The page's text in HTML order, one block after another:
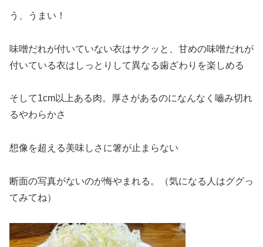
う、うまい！
味噌だれが付いていない衣はサクッと、甘めの味噌だれが
付いている衣はしっとりして異なる歯ざわりを楽しめる
そして1cm以上ある肉。厚さがあるのになんなく嚙み切れ
るやわらかさ
想像を超える美味しさに箸が止まらない
断面の写真がないのが悔やまれる。（気になる人はググっ
てみてね）